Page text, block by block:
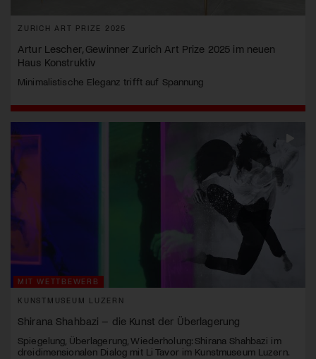
ZURICH ART PRIZE 2025
Artur Lescher, Gewinner Zurich Art Prize 2025 im neuen
Haus Konstruktiv
Minimalistische Eleganz trifft auf Spannung
MIT WETTBEWERB
KUNSTMUSEUM LUZERN
Shirana Shahbazi – die Kunst der Überlagerung
Spiegelung, Überlagerung, Wiederholung: Shirana Shahbazi im
dreidimensionalen Dialog mit Li Tavor im Kunstmuseum Luzern.